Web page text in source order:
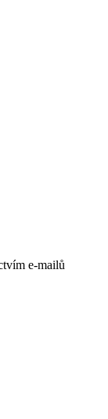
e-mailů